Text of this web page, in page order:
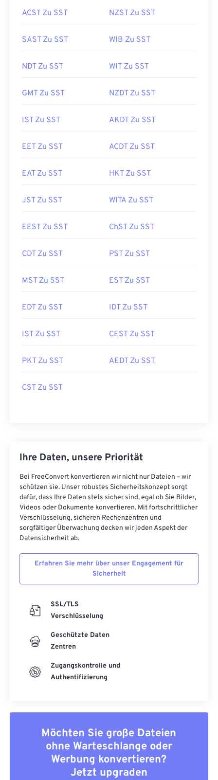
ACST Zu SST NZST Zu SST
SAST Zu SST WIB Zu SST
NDT Zu SST WIT Zu SST
GMT Zu SST NZDT Zu SST
IST Zu SST AKDT Zu SST
EET Zu SST ACDT Zu SST
EAT Zu SST HKT Zu SST
JST Zu SST WITA Zu SST
EEST Zu SST ChST Zu SST
CDT Zu SST PST Zu SST
MST Zu SST EST Zu SST
EDT Zu SST IDT Zu SST
IST Zu SST CEST Zu SST
PKT Zu SST AEDT Zu SST
CST Zu SST
Ihre Daten, unsere Priorität
Bei FreeConvert konvertieren wir nicht nur Dateien – wir
schützen sie. Unser robustes Sicherheitskonzept sorgt
dafür, dass Ihre Daten stets sicher sind, egal ob Sie Bilder,
Videos oder Dokumente konvertieren. Mit fortschrittlicher
Verschlüsselung, sicheren Rechenzentren und
sorgfältiger Überwachung decken wir jeden Aspekt der
Datensicherheit ab.
Erfahren Sie mehr über unser Engagement für
Sicherheit
SSL/TLS
Verschlüsselung
Geschützte Daten
Zentren
Zugangskontrolle und
Authentifizierung
Möchten Sie große Dateien
ohne Warteschlange oder
Werbung konvertieren?
Jetzt upgraden